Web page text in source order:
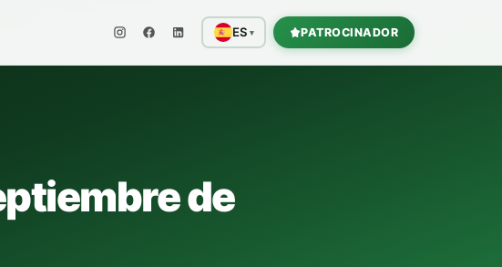
ES ▾ PATROCINADOR
de